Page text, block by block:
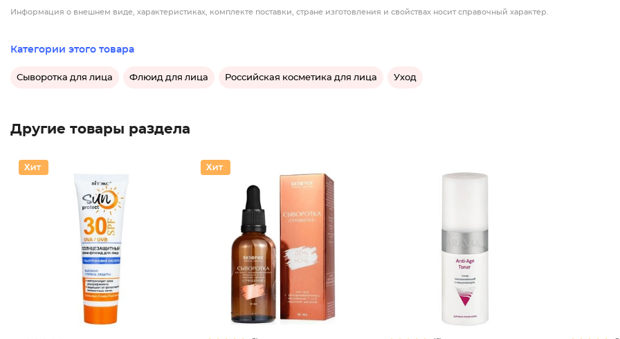
Информация о внешнем виде, характеристиках, комплекте поставки, стране изготовления и свойствах носит справочный характер.
Категории этого товара
Сыворотка для лица Флюид для лица Российская косметика для лица Уход
Другие товары раздела